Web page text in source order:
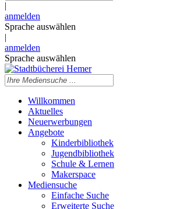
|
anmelden
Sprache auswählen
|
anmelden
Sprache auswählen
Willkommen
Aktuelles
Neuerwerbungen
Angebote
Kinderbibliothek
Jugendbibliothek
Schule & Lernen
Makerspace
Mediensuche
Einfache Suche
Erweiterte Suche